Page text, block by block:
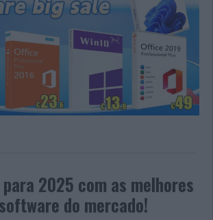
2025 com as melhores
do mercado!